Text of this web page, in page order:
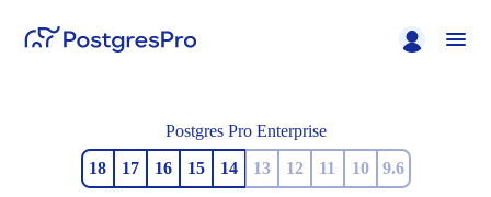
Postgres Pro Enterprise
18
17 16 15 14 13 12 11 10 9.6